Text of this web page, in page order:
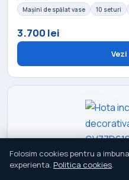
Mașini de spălat vase 10 seturi
3.700 lei
Folosim cookies pentru a
experienta. Politica cookies.